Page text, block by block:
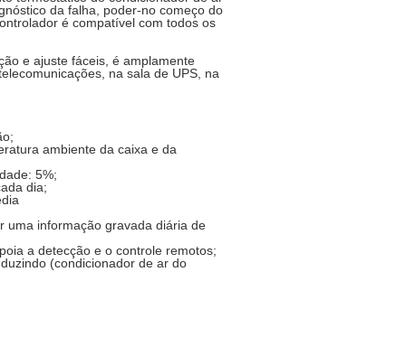
da falha, poder-no começo do
é compatível com todos os
e ajuste fáceis, é amplamente
na sala de UPS, na
ambiente da caixa e da
5%;
dia;
uma informação gravada diária de
a detecção e o controle remotos;
(condicionador de ar do